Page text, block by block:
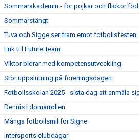
Sommarakademin - för pojkar och flickor
Sommarstängt
Tuva och Sigge ser fram emot fotbollsfesten
Erik till Future Team
Viktor bidrar med kompetensutveckling
Stor uppslutning på föreningsdagen
Fotbollsskolan 2025 - sista dag att anmäla
Dennis i domarrollen
Många fotbollsmil för Signe
Intersports clubdagar